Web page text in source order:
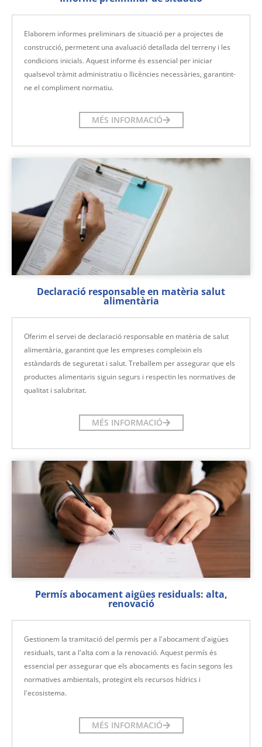
Elaborem informes preliminars de situació per a projectes de
construcció, permetent una avaluació detallada del terreny i les
condicions inicials. Aquest informe és essencial per iniciar
qualsevol tràmit administratiu o llicències necessàries, garantint-
ne el compliment normatiu.
MÉS INFORMACIÓ
Declaració responsable en matèria salut
alimentària
Oferim el servei de declaració responsable en matèria de salut
alimentària, garantint que les empreses compleixin els
estàndards de seguretat i salut. Treballem per assegurar que els
productes alimentaris siguin segurs i respectin les normatives de
qualitat i salubritat.
MÉS INFORMACIÓ
Permís abocament aigües residuals: alta,
renovació
Gestionem la tramitació del permís per a l'abocament d'aigües
residuals, tant a l'alta com a la renovació. Aquest permís és
essencial per assegurar que els abocaments es facin segons les
normatives ambientals, protegint els recursos hídrics i
l'ecosistema.
MÉS INFORMACIÓ